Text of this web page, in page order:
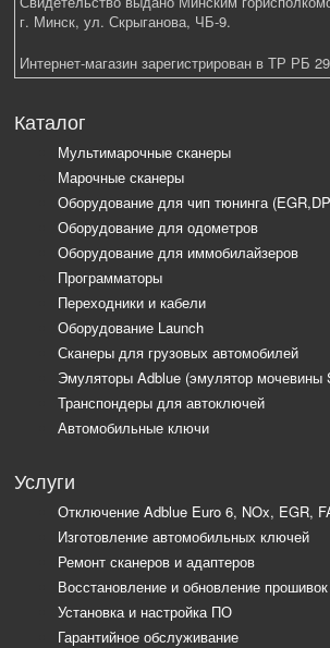
г. Минск, ул. Скрыганова, ЧБ-9.
Интернет-магазин зарегистрирован в ТР РБ
Каталог
Мультимарочные сканеры
Марочные сканеры
Оборудование для чип тюнинга
Оборудование для одометров
Оборудование для иммобилайзеров
Программаторы
Переходники и кабели
Оборудование Launch
Сканеры для грузовых автомобилей
Эмуляторы Adblue (эмулятор мочевины
Транспондеры для автоключей
Автомобильные ключи
Услуги
Отключение Adblue Euro 6, NOx, EGR,
Изготовление автомобильных ключей
Ремонт сканеров и адаптеров
Восстановление и обновление прошивок
Установка и настройка ПО
Гарантийное обслуживание